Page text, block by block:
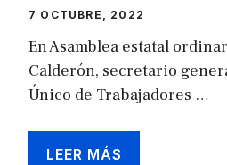
7 OCTUBRE, 2022
En Asamblea estatal
Calderón, secretario
Único de Trabajadores …
LEER MÁS